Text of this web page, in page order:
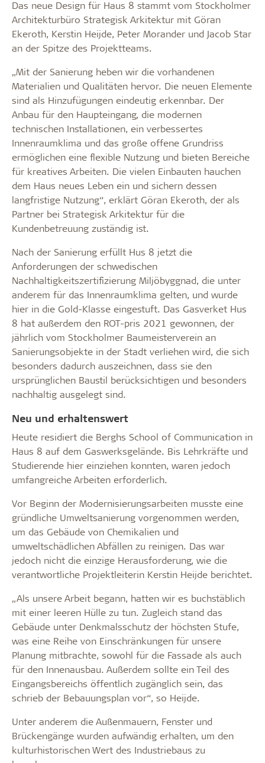
Das neue Design für Haus 8 stammt vom Stockholmer
Architekturbüro Strategisk Arkitektur mit Göran
Ekeroth, Kerstin Heijde, Peter Morander und Jacob Star
an der Spitze des Projektteams.
„Mit der Sanierung heben wir die vorhandenen
Materialien und Qualitäten hervor. Die neuen Elemente
sind als Hinzufügungen eindeutig erkennbar. Der
Anbau für den Haupteingang, die modernen
technischen Installationen, ein verbessertes
Innenraumklima und das große offene Grundriss
ermöglichen eine flexible Nutzung und bieten Bereiche
für kreatives Arbeiten. Die vielen Einbauten hauchen
dem Haus neues Leben ein und sichern dessen
langfristige Nutzung“, erklärt Göran Ekeroth, der als
Partner bei Strategisk Arkitektur für die
Kundenbetreuung zuständig ist.
Nach der Sanierung erfüllt Hus 8 jetzt die
Anforderungen der schwedischen
Nachhaltigkeitszertifizierung Miljöbyggnad, die unter
anderem für das Innenraumklima gelten, und wurde
hier in die Gold-Klasse eingestuft. Das Gasverket Hus
8 hat außerdem den ROT-pris 2021 gewonnen, der
jährlich vom Stockholmer Baumeisterverein an
Sanierungsobjekte in der Stadt verliehen wird, die sich
besonders dadurch auszeichnen, dass sie den
ursprünglichen Baustil berücksichtigen und besonders
nachhaltig ausgelegt sind.
Neu und erhaltenswert
Heute residiert die Berghs School of Communication in
Haus 8 auf dem Gaswerksgelände. Bis Lehrkräfte und
Studierende hier einziehen konnten, waren jedoch
umfangreiche Arbeiten erforderlich.
Vor Beginn der Modernisierungsarbeiten musste eine
gründliche Umweltsanierung vorgenommen werden,
um das Gebäude von Chemikalien und
umweltschädlichen Abfällen zu reinigen. Das war
jedoch nicht die einzige Herausforderung, wie die
verantwortliche Projektleiterin Kerstin Heijde berichtet.
„Als unsere Arbeit begann, hatten wir es buchstäblich
mit einer leeren Hülle zu tun. Zugleich stand das
Gebäude unter Denkmalsschutz der höchsten Stufe,
was eine Reihe von Einschränkungen für unsere
Planung mitbrachte, sowohl für die Fassade als auch
für den Innenausbau. Außerdem sollte ein Teil des
Eingangsbereichs öffentlich zugänglich sein, das
schrieb der Bebauungsplan vor“, so Heijde.
Unter anderem die Außenmauern, Fenster und
Brückengänge wurden aufwändig erhalten, um den
kulturhistorischen Wert des Industriebaus zu